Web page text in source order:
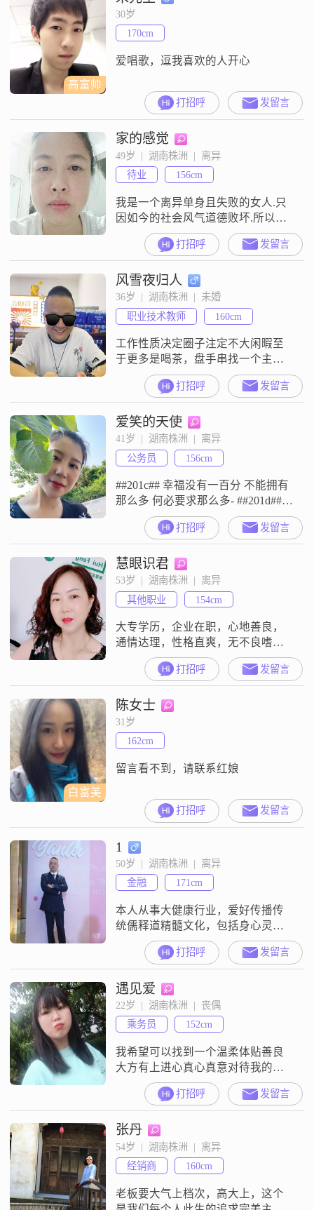
热情，努力提升自己##3002##在生
活中，我性格稳重可靠，对待事物
认真负责##3002##我非常注重与人
高富帅
30岁
170cm
爱唱歌，逗我喜欢的人开心
打招呼 发留言
家的感觉
49岁  |  湖南株洲  |  离异
待业
156cm
我是一个离异单身且失败的女人.只
因如今的社会风气道德败坏.所以好
男人太难找了.想找一个正知正念.有
责任心有孝心有担当有血性的男人.
且能聊的来.
打招呼 发留言
风雪夜归人
36岁  |  湖南株洲  |  未婚
职业技术教师
160cm
工作性质决定圈子注定不大闲暇至
于更多是喝茶，盘手串找一个主动
一点的孝顺一点的有没有工作都不
是很重要
打招呼 发留言
爱笑的天使
41岁  |  湖南株洲  |  离异
公务员
156cm
##201c## 幸福没有一百分 不能拥有
那么多 何必要求那么多- ##201d##愿
不慌不忙, 生活随心工作顺心, 人生
要开心！
##200b####200b####200b##.日子在
慢慢向前, 事情会慢慢变好##3002##
我是株洲炎陵人，离异，孩子长大
了在外面读书，想找一个合适的人
相伴到老，最好是可以每天见面陪
打招呼 发留言
慧眼识君
53岁  |  湖南株洲  |  离异
其他职业
154cm
大专学历，企业在职，心地善良，
通情达理，性格直爽，无不良嗜
好，想找一个身心健康有责任心不
赌博有稳定收入有经济基础无不良
嗜好优质男相伴到老
打招呼 发留言
白富美
陈女士
31岁
162cm
留言看不到，请联系红娘
打招呼 发留言
1
50岁  |  湖南株洲  |  离异
金融
171cm
本人从事大健康行业，爱好传播传
统儒释道精髓文化，包括身心灵、
能量、中医……要知道任何的疾病
都不是病，任何在医院治不好的，
有缘遇到都可以帮你化解。遇到我
们，不光使你得到健康，同时让你
的事业、家庭、夫妻关系、亲子关
系、财富自由、精气神、智慧、神
性、灵性所有的一切都会得到升级
改变，你的命运也将彻底变得更
好，这就是我能为你提供
打招呼 发留言
遇见爱
22岁  |  湖南株洲  |  丧偶
乘务员
152cm
我希望可以找到一个温柔体贴善良
大方有上进心真心真意对待我的来
自湖南长沙的男孩子
打招呼 发留言
张丹
54岁  |  湖南株洲  |  离异
经销商
160cm
老板要大气上档次，高大上，这个